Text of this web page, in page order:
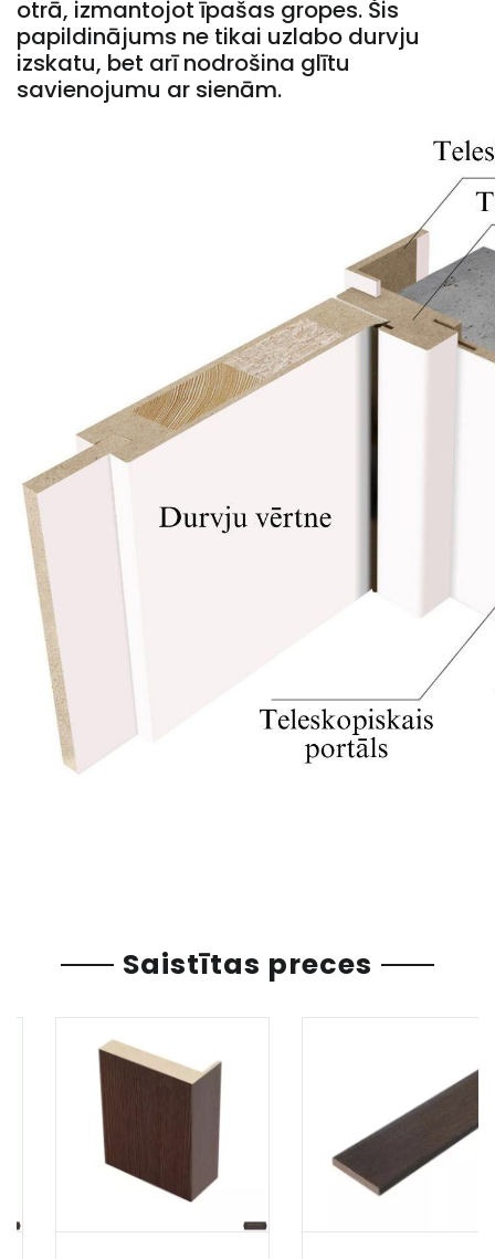
otrā, izmantojot īpašas gropes. Šis
papildinājums ne tikai uzlabo durvju
izskatu, bet arī nodrošina glītu
savienojumu ar sienām.
Saistītas preces